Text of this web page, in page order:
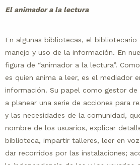
El animador a la lectura
En algunas bibliotecas, el
manejo y uso de la información. En
figura de “animador a la lectura”.
es quien anima a leer, es el mediador
información. Su papel como gestor
a planear una serie de acciones para
y las necesidades de la comunidad,
nombre de los usuarios, explicar
biblioteca, impartir talleres, leer en
dar recorridos por las instalaciones;